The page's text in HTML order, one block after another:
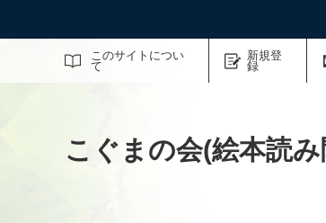
このサイトについ
て
新規登
録
サイト内検索
こぐまの会(絵本読